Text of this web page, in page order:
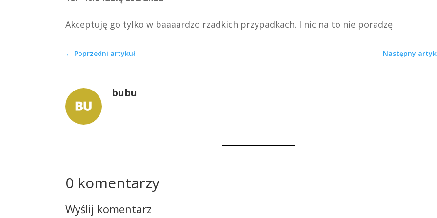
Akceptuję go tylko w baaaardzo rzadkich przypadkach. I nic na to nie poradzę
← Poprzedni artykuł Następny
bubu
0 komentarzy
Wyślij komentarz